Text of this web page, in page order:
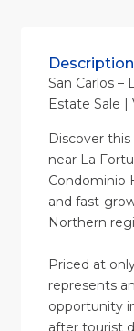
Description
San Carlos –
Estate Sale |
Discover
near La
Condominio
and fast-
Northern
Priced at
represents
opportunity
after tourist